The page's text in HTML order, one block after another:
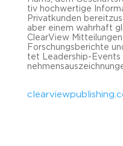
tiv hoch­wer­ti­ge
Pri­vat­kun­den
aber einem wahr­haft
Cle­ar­View
For­schungs­be­rich­te
tet Leadership-​